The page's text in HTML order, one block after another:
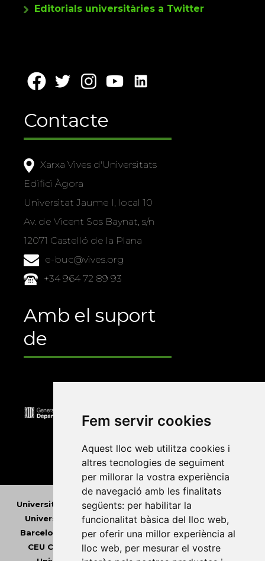
Fem servir cookies
Aquest lloc web utilitza cookies i
altres tecnologies de seguiment
per millorar la vostra experiència
de navegació amb les finalitats
següents: per habilitar la
funcionalitat bàsica del lloc web,
per oferir una millor experiència al
lloc web, per mesurar el vostre
Editorials universitàries a Twitter
Contacte
Xarxa Vives d'Universitats
Edifici Àgora
Universitat Jaume I, local 10
Av. de Vicent Sos Baynat, s/n
12071 Castelló de la Plana
e-buc@vives.org
+34 964 72 89 93
Amb el suport
de
Universitat Abat Oliba CEU•Universitat d'Alacant
Universitat d'Andorra•Universitat Autònoma de
Barcelona
Universitat de Barcelona•Universitat
CEU Cardenal Herrera
•Universitat de Girona